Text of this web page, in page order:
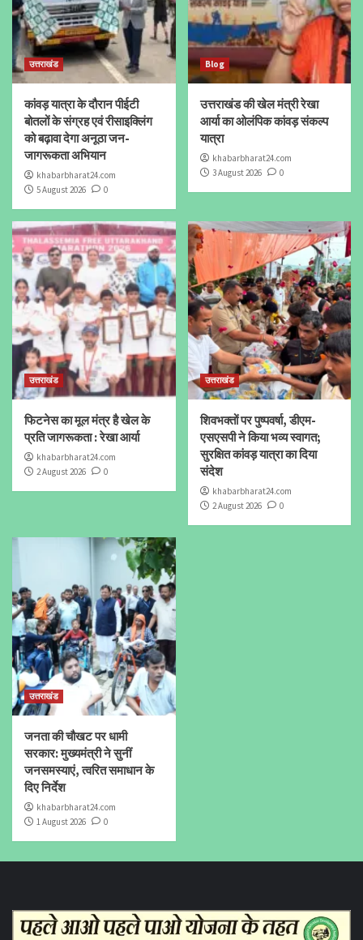
उत्तराखंड
कांवड़ यात्रा के दौरान पीईटी
बोतलों के संग्रह एवं रीसाइक्लिंग
को बढ़ावा देगा अनूठा जन-
जागरूकता अभियान
khabarbharat24.com
5 August 2026
0
Blog
उत्तराखंड की खेल मंत्री रेखा
आर्या का ओलंपिक कांवड़ संकल्प
यात्रा
khabarbharat24.com
3 August 2026
0
उत्तराखंड
फिटनेस का मूल मंत्र है खेल के
प्रति जागरूकता : रेखा आर्या
khabarbharat24.com
2 August 2026
0
उत्तराखंड
शिवभक्तों पर पुष्पवर्षा, डीएम-
एसएसपी ने किया भव्य स्वागत;
सुरक्षित कांवड़ यात्रा का दिया
संदेश
khabarbharat24.com
2 August 2026
0
उत्तराखंड
जनता की चौखट पर धामी
सरकार: मुख्यमंत्री ने सुनीं
जनसमस्याएं, त्वरित समाधान के
दिए निर्देश
khabarbharat24.com
1 August 2026
0